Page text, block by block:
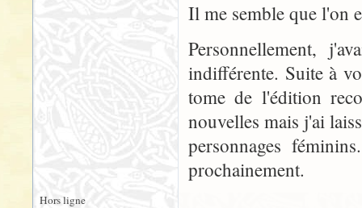
Il me semble que l'on
Personnellement,
indifférente. Suite à
tome de l'édition
nouvelles mais j'ai
personnages
prochainement.
Hors ligne